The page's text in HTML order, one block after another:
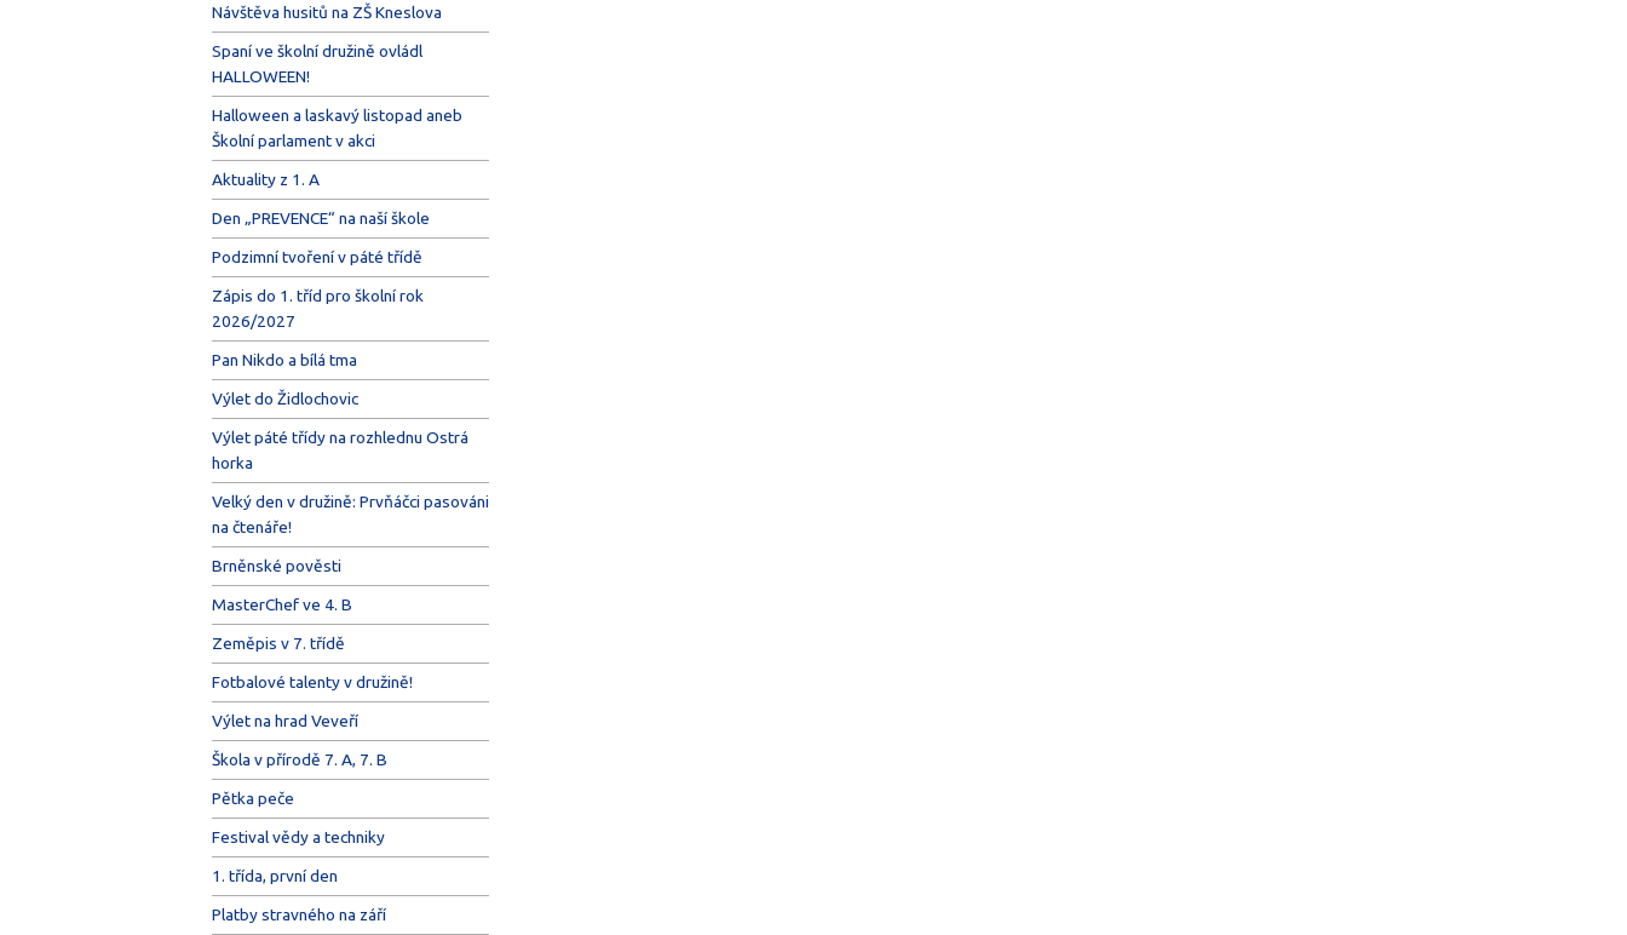
Návštěva husitů na ZŠ Kneslova
Spaní ve školní družině ovládl
HALLOWEEN!
Halloween a laskavý listopad aneb
Školní parlament v akci
Aktuality z 1. A
Den „PREVENCE“ na naší škole
Podzimní tvoření v páté třídě
Zápis do 1. tříd pro školní rok
2026/2027
Pan Nikdo a bílá tma
Výlet do Židlochovic
Výlet páté třídy na rozhlednu Ostrá
horka
Velký den v družině: Prvňáčci pasováni
na čtenáře!
Brněnské pověsti
MasterChef ve 4. B
Zeměpis v 7. třídě
Fotbalové talenty v družině!
Výlet na hrad Veveří
Škola v přírodě 7. A, 7. B
Pětka peče
Festival vědy a techniky
1. třída, první den
Platby stravného na září